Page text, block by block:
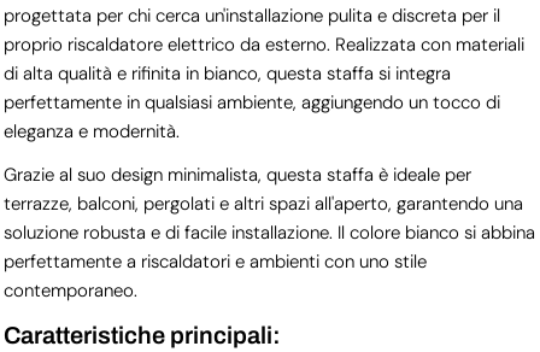
progettata per chi cerca un'installazione pulita e discreta per il
proprio riscaldatore elettrico da esterno. Realizzata con materiali
di alta qualità e rifinita in bianco, questa staffa si integra
perfettamente in qualsiasi ambiente, aggiungendo un tocco di
eleganza e modernità.
Grazie al suo design minimalista, questa staffa è ideale per
terrazze, balconi, pergolati e altri spazi all'aperto, garantendo una
soluzione robusta e di facile installazione. Il colore bianco si abbina
perfettamente a riscaldatori e ambienti con uno stile
contemporaneo.
Caratteristiche principali: